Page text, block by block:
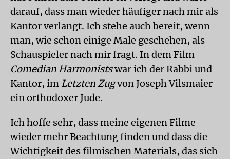
darauf, dass man wieder häufiger nach mir als
Kantor verlangt. Ich stehe auch bereit, wenn
man, wie schon einige Male geschehen, als
Schauspieler nach mir fragt. In dem Film
Comedian Harmonistswar ich der Rabbi und
Kantor, im Letzten Zugvon Joseph Vilsmaier
ein orthodoxer Jude.
Ich hoffe sehr, dass meine eigenen Filme
wieder mehr Beachtung finden und dass die
Wichtigkeit des filmischen Materials, das sich